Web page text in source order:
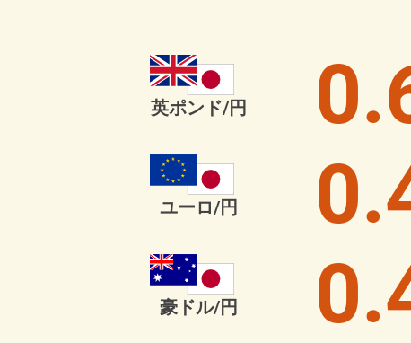
英ポンド/円
ユーロ/円
豪ドル/円